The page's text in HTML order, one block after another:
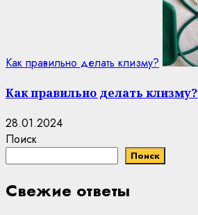
Как правильно делать клизму?
Как правильно делать клизму?
28.01.2024
Поиск
Поиск
Свежие ответы